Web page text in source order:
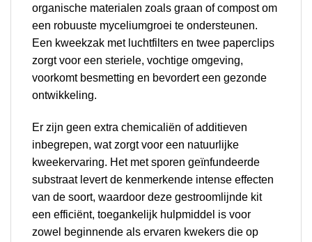
organische materialen zoals graan of compost om
een robuuste myceliumgroei te ondersteunen.
Een kweekzak met luchtfilters en twee paperclips
zorgt voor een steriele, vochtige omgeving,
voorkomt besmetting en bevordert een gezonde
ontwikkeling.
Er zijn geen extra chemicaliën of additieven
inbegrepen, wat zorgt voor een natuurlijke
kweekervaring. Het met sporen geïnfundeerde
substraat levert de kenmerkende intense effecten
van de soort, waardoor deze gestroomlijnde kit
een efficiënt, toegankelijk hulpmiddel is voor
zowel beginnende als ervaren kwekers die op